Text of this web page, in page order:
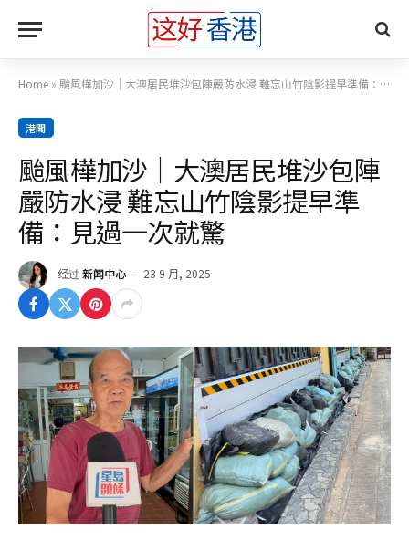
Home » 颱風樺加沙｜大澳居民堆沙包陣嚴防水浸 難忘山竹陰影提早準備：見過一次就驚
港聞
颱風樺加沙｜大澳居民堆沙包陣
嚴防水浸 難忘山竹陰影提早準
備：見過一次就驚
经过 新闻中心 23 9 月, 2025